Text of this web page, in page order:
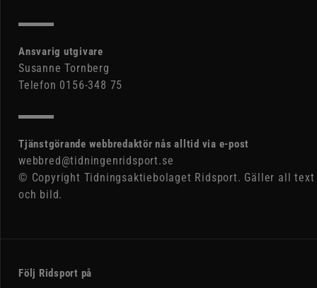
Ansvarig utgivare
Susanne Tornberg
Telefon 0156-348 75
Tjänstgörande webbredaktör nås alltid via e-post
webbred@tidningenridsport.se
© Copyright Tidningsaktiebolaget Ridsport. Gäller all text
och bild.
Följ Ridsport på